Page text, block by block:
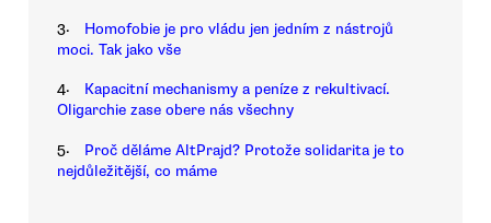
3.
Homofobie je pro vládu jen jedním z nástrojů
moci. Tak jako vše
4.
Kapacitní mechanismy a peníze z rekultivací.
Oligarchie zase obere nás všechny
5.
Proč děláme AltPrajd? Protože solidarita je to
nejdůležitější, co máme